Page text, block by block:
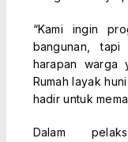
“Kami ingin
bangunan, tapi
harapan warga
Rumah layak
hadir untuk
Dalam